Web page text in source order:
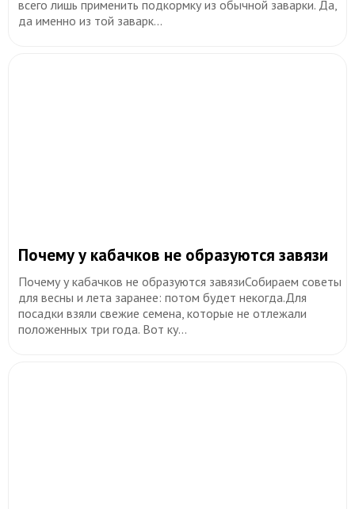
всего лишь применить подкормку из обычной заварки. Да,
да именно из той заварк...
​Почему у кабачков не образуются завязи
Почему у кабачков не образуются завязиСобираем советы
для весны и лета заранее: потом будет некогда.Для
посадки взяли свежие семена, которые не отлежали
положенных три года. Вот ку...